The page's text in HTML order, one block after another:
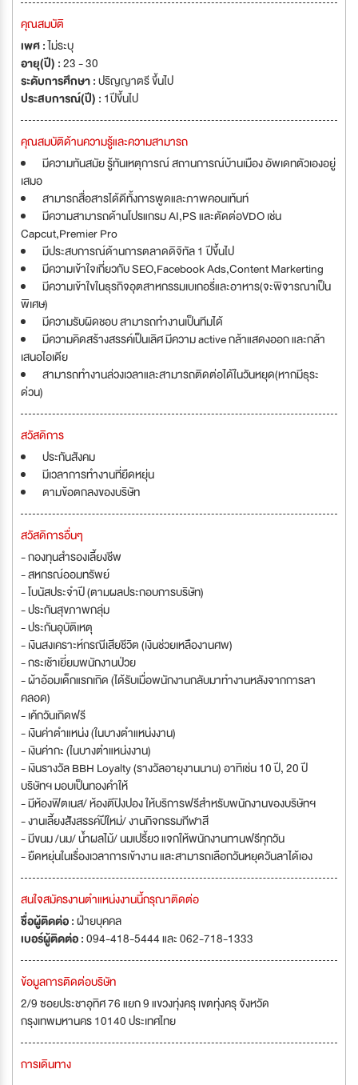
คุณสมบัติ
เพศ :ไม่ระบุ
อายุ(ปี) :23 - 30
ระดับการศึกษา :ปริญญาตรี ขึ้นไป
ประสบการณ์(ปี) : 1ปีขึ้นไป
คุณสมบัติด้านความรู้และความสามารถ
มีความทันสมัย รู้ทันเหตุการณ์ สถานการณ์บ้านเมือง อัพเดทตัวเองอยู่
เสมอ
สามารถสื่อสารได้ดีทั้งการพูดและภาพคอนเท้นท์
มีความสามารถด้านโปรแกรม AI,PS และตัดต่อVDO เช่น
Capcut,Premier Pro
มีประสบการณ์ด้านการตลาดดิจิทัล 1 ปีขึ้นไป
มีความเข้าใจเกี่ยวกับ SEO,Facebook Ads,Content Markerting
มีความเข้าใขในธุรกิจอุตสาหกรรมเบเกอรี่และอาหาร(จะพิจารณาเป็น
พิเศษ)
มีความรับผิดชอบ สามารถทำงานเป็นทีมได้
มีความคิดสร้างสรรค์เป็นเลิศ มีความ active กล้าแสดงออก และกล้า
เสนอไอเดีย
สามารถทำงานล่วงเวลาและสามารถติดต่อได้ในวันหยุด(หากมีธุระ
ด่วน)
สวัสดิการ
ประกันสังคม
มีเวลาการทำงานที่ยืดหยุ่น
ตามข้อตกลงของบริษัท
สวัสดิการอื่นๆ
- กองทุนสำรองเลี้ยงชีพ
- สหกรณ์ออมทรัพย์
- โบนัสประจำปี (ตามผลประกอบการบริษัท)
- ประกันสุขภาพกลุ่ม
- ประกันอุบัติเหตุ
- เงินสงเคราะห์กรณีเสียชีวิต (เงินช่วยเหลืองานศพ)
- กระเช้าเยี่ยมพนักงานป่วย
- ผ้าอ้อมเด็กแรกเกิด (ได้รับเมื่อพนักงานกลับมาทำงานหลังจากการลา
คลอด)
- เค้กวันเกิดฟรี
- เงินค่าตำแหน่ง (ในบางตำแหน่งงาน)
- เงินค่ากะ (ในบางตำแหน่งงาน)
- เงินรางวัล BBH Loyalty (รางวัลอายุงานนาน) อาทิเช่น 10 ปี, 20 ปี
บริษัทฯ มอบเป็นทองคำให้
- มีห้องฟิตเนส/ ห้องตีปิงปอง ให้บริการฟรีสำหรับพนักงานของบริษัทฯ
- งานเลี้ยงสัังสรรค์ปีใหม่/ งานกิจกรรมกีฬาสี
- มีขนม /นม/ น้ำผลไม้/ นมเปรี้ยว แจกให้พนักงานทานฟรีทุกวัน
- ยืดหยุ่นในเรื่องเวลาการเข้างาน และสามารถเลือกวันหยุดวันลาได้เอง
สนใจสมัครงานตำแหน่งงานนี้กรุณาติดต่อ
ชื่อผู้ติดต่อ :ฝ่ายบุคคล
เบอร์ผู้ติดต่อ :094-418-5444 และ 062-718-1333
ข้อมูลการติดต่อบริษัท
2/9 ซอยประชาอุทิศ 76 แยก 9 แขวงทุ่งครุ เขตทุ่งครุ จังหวัด
กรุงเทพมหานคร 10140 ประเทศไทย
การเดินทาง